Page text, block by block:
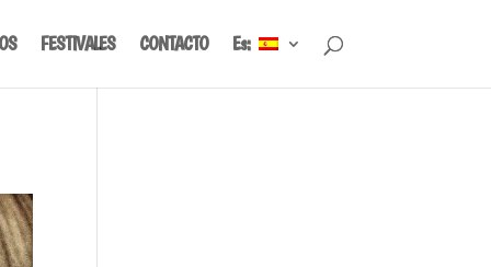
FESTIVALES CONTACTO Es: